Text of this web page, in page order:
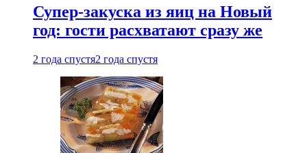
Супер-закуска из яиц на Новый
год: гости расхватают сразу же
2 года спустя2 года спустя